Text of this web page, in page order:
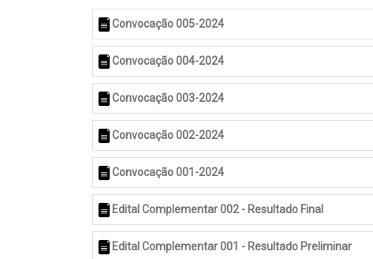
Convocação 005-2024
Convocação 004-2024
Convocação 003-2024
Convocação 002-2024
Convocação 001-2024
Edital Complementar 002 - Resultado Final
Edital Complementar 001 - Resultado Preliminar